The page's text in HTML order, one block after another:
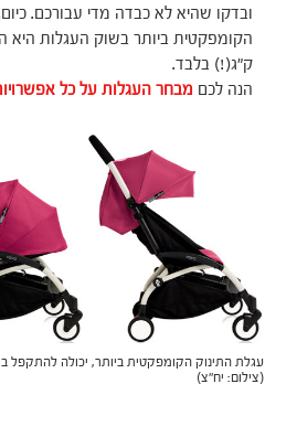
ובדקו שהיא לא כבדה מדי עבורכם.
ק"ג(!) בלבד.
הנה לכם מבחר העגלות על כל
(צילום: יח"צ)